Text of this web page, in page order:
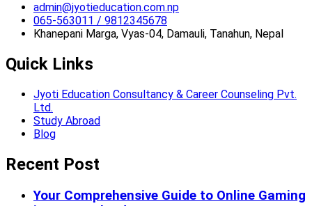
admin@jyotieducation.com.np
065-563011 / 9812345678
Khanepani Marga, Vyas-04, Damauli, Tanahun, Nepal
Quick Links
Jyoti Education Consultancy & Career Counseling Pvt.
Ltd.
Study Abroad
Blog
Recent Post
Your Comprehensive Guide to Online Gaming